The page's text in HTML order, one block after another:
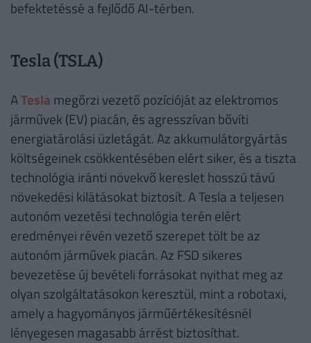
befektetéssé a fejlődő AI-térben.
Tesla (TSLA)
ATesla megőrzi vezető pozícióját az elektromos
járművek (EV) piacán, és agresszívan bővíti
energiatárolási üzletágát. Az akkumulátorgyártás
költségeinek csökkentésében elért siker, és a tiszta
technológia iránti növekvő kereslet hosszú távú
növekedési kilátásokat biztosít. A Tesla a teljesen
autonóm vezetési technológia terén elért
eredményei révén vezető szerepet tölt be az
autonóm járművek piacán. Az FSD sikeres
bevezetése új bevételi forrásokat nyithat meg az
olyan szolgáltatásokon keresztül, mint a robotaxi,
amely a hagyományos járműértékesítésnél
lényegesen magasabb árrést biztosíthat.